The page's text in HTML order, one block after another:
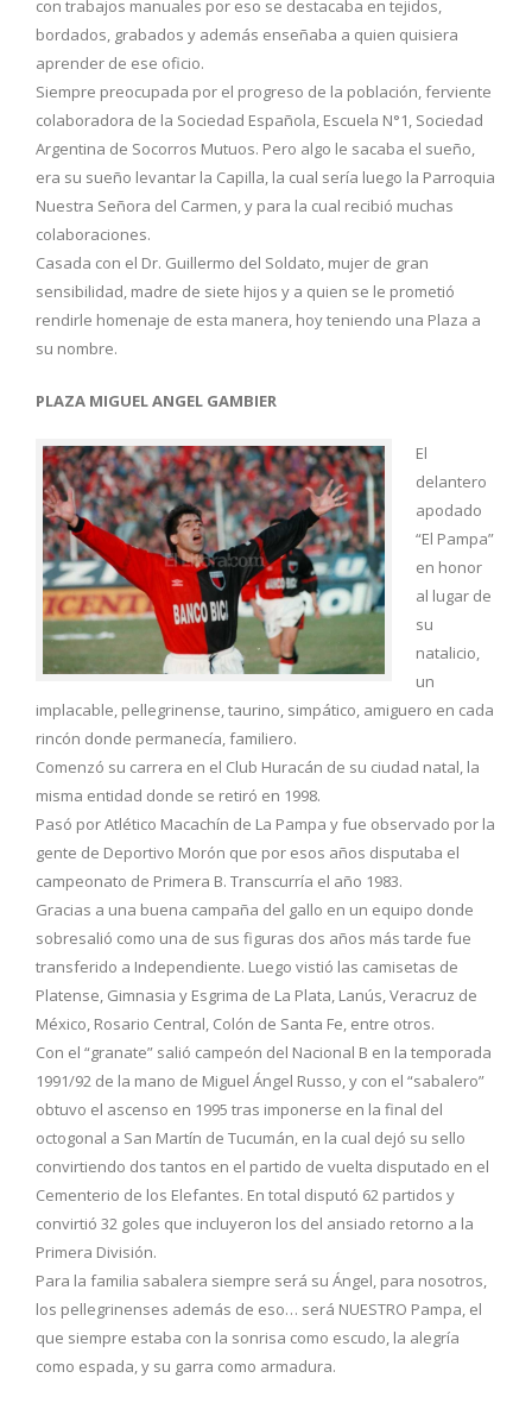
con trabajos manuales por eso se destacaba en tejidos,
bordados, grabados y además enseñaba a quien quisiera
aprender de ese oficio.
Siempre preocupada por el progreso de la población, ferviente
colaboradora de la Sociedad Española, Escuela N°1, Sociedad
Argentina de Socorros Mutuos. Pero algo le sacaba el sueño,
era su sueño levantar la Capilla, la cual sería luego la Parroquia
Nuestra Señora del Carmen, y para la cual recibió muchas
colaboraciones.
Casada con el Dr. Guillermo del Soldato, mujer de gran
sensibilidad, madre de siete hijos y a quien se le prometió
rendirle homenaje de esta manera, hoy teniendo una Plaza a
su nombre.
PLAZA MIGUEL ANGEL GAMBIER
El
delantero
apodado
“El Pampa”
en honor
al lugar de
su
natalicio,
un
implacable, pellegrinense, taurino, simpático, amiguero en cada
rincón donde permanecía, familiero.
Comenzó su carrera en el Club Huracán de su ciudad natal, la
misma entidad donde se retiró en 1998.
Pasó por Atlético Macachín de La Pampa y fue observado por la
gente de Deportivo Morón que por esos años disputaba el
campeonato de Primera B. Transcurría el año 1983.
Gracias a una buena campaña del gallo en un equipo donde
sobresalió como una de sus figuras dos años más tarde fue
transferido a Independiente. Luego vistió las camisetas de
Platense, Gimnasia y Esgrima de La Plata, Lanús, Veracruz de
México, Rosario Central, Colón de Santa Fe, entre otros.
Con el “granate” salió campeón del Nacional B en la temporada
1991/92 de la mano de Miguel Ángel Russo, y con el “sabalero”
obtuvo el ascenso en 1995 tras imponerse en la final del
octogonal a San Martín de Tucumán, en la cual dejó su sello
convirtiendo dos tantos en el partido de vuelta disputado en el
Cementerio de los Elefantes. En total disputó 62 partidos y
convirtió 32 goles que incluyeron los del ansiado retorno a la
Primera División.
Para la familia sabalera siempre será su Ángel, para nosotros,
los pellegrinenses además de eso… será NUESTRO Pampa, el
que siempre estaba con la sonrisa como escudo, la alegría
como espada, y su garra como armadura.